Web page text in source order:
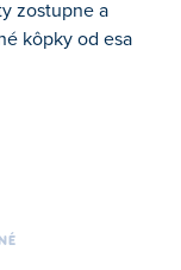
zostupne a
kôpky od esa